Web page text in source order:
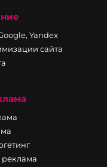
Yandex
сайта